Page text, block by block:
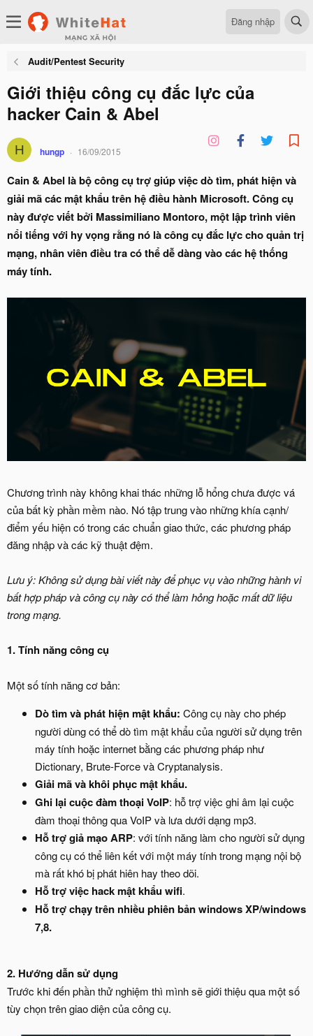
Đăng nhập
Audit/Pentest Security
Giới thiệu công cụ đắc lực của
hacker Cain & Abel
H hungp 16/09/2015
Cain & Abel là bộ công cụ trợ giúp việc dò tìm, phát hiện và
giải mã các mật khẩu trên hệ điều hành Microsoft. Công cụ
này được viết bởi Massimiliano Montoro, một lập trình viên
nổi tiếng với hy vọng rằng nó là công cụ đắc lực cho quản trị
mạng, nhân viên điều tra có thể dễ dàng vào các hệ thống
máy tính.
Chương trình này không khai thác những lỗ hổng chưa được vá
của bất kỳ phần mềm nào. Nó tập trung vào những khía cạnh/
điểm yếu hiện có trong các chuẩn giao thức, các phương pháp
đăng nhập và các kỹ thuật đệm.
Lưu ý: Không sử dụng bài viết này để phục vụ vào những hành vi
bất hợp pháp và công cụ này có thể làm hỏng hoặc mất dữ liệu
trong mạng.
1. Tính năng công cụ
Một số tính năng cơ bản:
Dò tìm và phát hiện mật khẩu: Công cụ này cho phép
người dùng có thể dò tìm mật khẩu của người sử dụng trên
máy tính hoặc internet bằng các phương pháp như
Dictionary, Brute-Force và Cryptanalysis.
Giải mã và khôi phục mật khẩu.
Ghi lại cuộc đàm thoại VoIP: hỗ trợ việc ghi âm lại cuộc
đàm thoại thông qua VoIP và lưa dưới dạng mp3.
Hỗ trợ giả mạo ARP: với tính năng làm cho người sử dụng
công cụ có thể liên kết với một máy tính trong mạng nội bộ
mà rất khó bị phát hiên hay theo dõi.
Hỗ trợ việc hack mật khẩu wifi.
Hỗ trợ chạy trên nhiều phiên bản windows XP/windows
7,8.
2. Hướng dẫn sử dụng
Trước khi đến phần thử nghiệm thì mình sẽ giới thiệu qua một số
tùy chọn trên giao diện của công cụ.